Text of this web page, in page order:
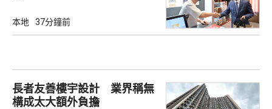
本地 37分鐘前
長者友善樓宇設計 業界稱無
構成太大額外負擔